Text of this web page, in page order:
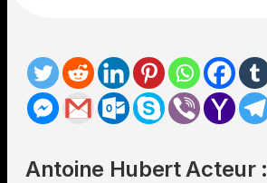
Antoine Hubert Acteur :